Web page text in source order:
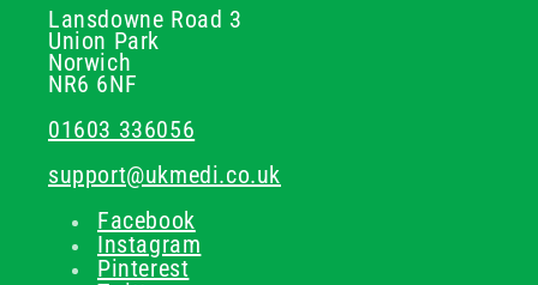
Lansdowne Road 3
Union Park
Norwich
NR6 6NF
01603 336056
support@ukmedi.co.uk
Facebook
Instagram
Pinterest